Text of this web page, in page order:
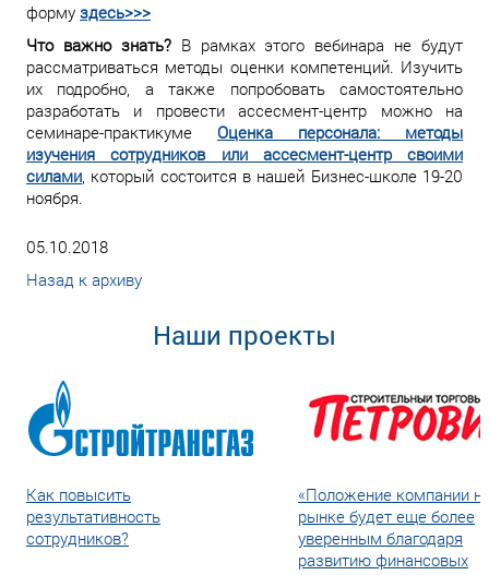
форму здесь>>>
Что важно знать?В рамках этого вебинара не будут
рассматриваться методы оценки компетенций. Изучить
их подробно, а также попробовать самостоятельно
разработать и провести ассесмент-центр можно на
семинаре-практикуме Оценка персонала: методы
изучения сотрудников или ассесмент-центр своими
силами, который состоится в нашей Бизнес-школе 19-20
ноября.
05.10.2018
Назад к архиву
Наши проекты
Как повысить
результативность
сотрудников?
«Положение компании
рынке будет еще более
уверенным благодаря
развитию финансовых